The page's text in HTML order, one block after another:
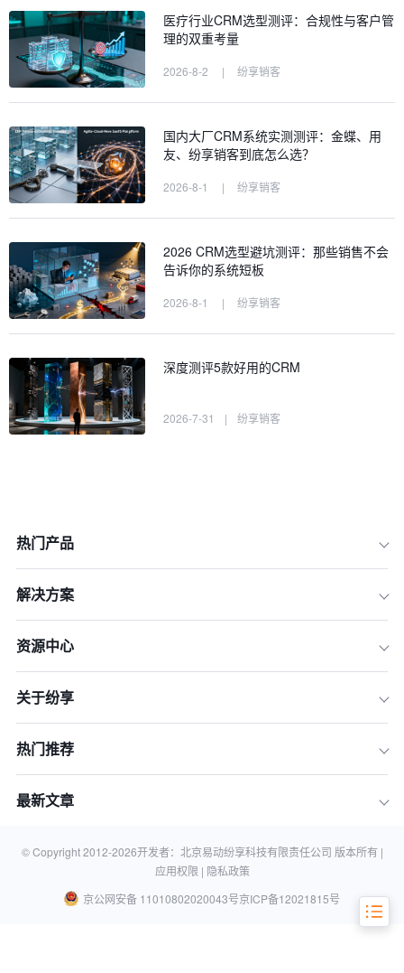
总结与选型建议
医疗行业CRM选型测评：合规性与客户管
理的双重考量
2026-8-2 | 纷享销客
国内大厂CRM系统实测测评：金蝶、用
友、纷享销客到底怎么选？
2026-8-1 | 纷享销客
2026 CRM选型避坑测评：那些销售不会
告诉你的系统短板
2026-8-1 | 纷享销客
深度测评5款好用的CRM
2026-7-31 | 纷享销客
热门产品
解决方案
资源中心
关于纷享
热门推荐
最新文章
© Copyright 2012-2026开发者：北京易动纷享科技有限责任公司 版本所有 |
应用权限 | 隐私政策
京公网安备 11010802020043号京ICP备12021815号